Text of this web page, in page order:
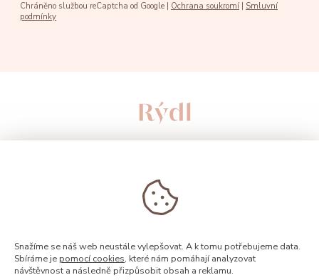
Chráněno službou reCaptcha od Google | Ochrana soukromí
Smluvní
podmínky
© 2026, Rýdl
Snažíme se náš web neustále vylepšovat. A k tomu potřebujeme data.
Sbíráme je pomocí cookies, které nám pomáhají analyzovat
návštěvnost a následně přizpůsobit obsah a reklamu.